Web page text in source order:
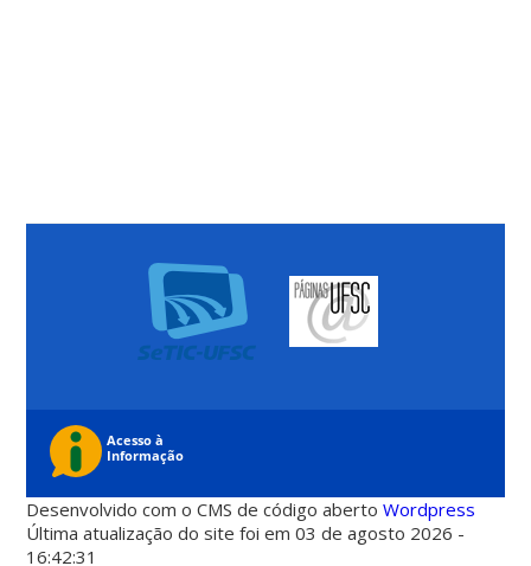
Desenvolvido com o CMS de código abertoWordpress
Última atualização do site foi em 03 de agosto 2026 -
16:42:31